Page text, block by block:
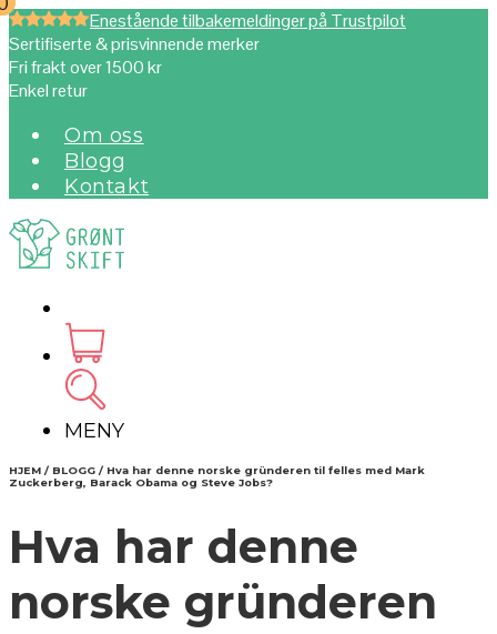
Enestående tilbakemeldinger på Trustpilot
Sertifiserte & prisvinnende merker
Fri frakt over 1500 kr
Enkel retur
Om oss
Blogg
Kontakt
MENY
HJEM / BLOGG / Hva har denne norske gründeren til felles med Mark
Zuckerberg, Barack Obama og Steve Jobs?
Hva har denne
norske gründeren